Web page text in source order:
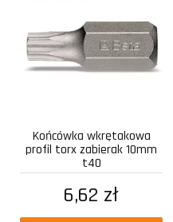
Końcówka wkrętakowa
profil torx zabierak 10mm
t40
6,62 zł